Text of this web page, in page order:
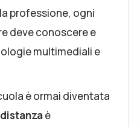
professione, ogni
deve conoscere e
multimediali e
è ormai diventata
è